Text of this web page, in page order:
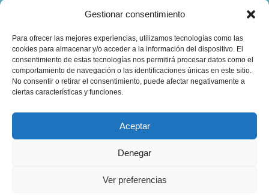
Gestionar consentimiento
Para ofrecer las mejores experiencias, utilizamos tecnologías como las
cookies para almacenar y/o acceder a la información del dispositivo. El
consentimiento de estas tecnologías nos permitirá procesar datos como el
comportamiento de navegación o las identificaciones únicas en este sitio.
No consentir o retirar el consentimiento, puede afectar negativamente a
ciertas características y funciones.
Aceptar
Denegar
Ver preferencias
Coaching, Inteligencia Emocional y Liderazgo
obiols@coachingbcn.com
C/ Major de Sarrià 67, 1º 2ª